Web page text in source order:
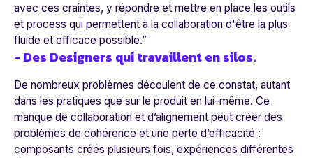
avec ces craintes, y répondre et mettre en place les outils
et process qui permettent à la collaboration d'être la plus
fluide et efficace possible.”
- Des Designers qui travaillent en silos.
De nombreux problèmes découlent de ce constat, autant
dans les pratiques que sur le produit en lui-même. Ce
manque de collaboration et d’alignement peut créer des
problèmes de cohérence et une perte d’efficacité :
composants créés plusieurs fois, expériences différentes